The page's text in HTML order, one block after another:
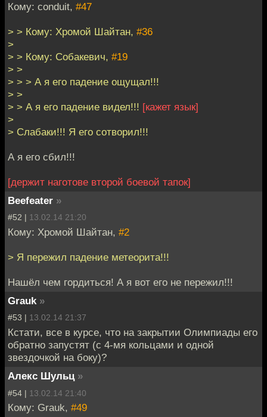
Кому: conduit, #47
> > Кому: Хромой Шайтан, #36
>
> > Кому: Собакевич, #19
> >
> > > А я его падение ощущал!!!
> >
> > А я его падение видел!!! [кажет язык]
>
> Слабаки!!! Я его сотворил!!!
А я его сбил!!!
[держит наготове второй боевой тапок]
Beefeater »
#52 | 13.02.14 21:20
Кому: Хромой Шайтан, #2
> Я пережил падение метеорита!!!
Нашёл чем гордиться! А я вот его не пережил!!!
Grauk »
#53 | 13.02.14 21:37
Кстати, все в курсе, что на закрытии Олимпиады его
обратно запустят (с 4-мя кольцами и одной
звездочкой на боку)?
Алекс Шульц »
#54 | 13.02.14 21:40
Кому: Grauk, #49